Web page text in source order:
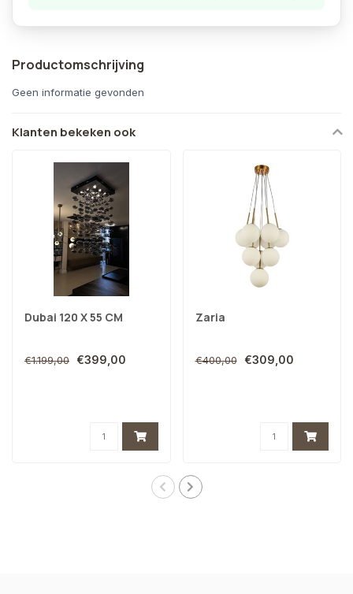
Productomschrijving
Geen informatie gevonden
Klanten bekeken ook
Dubai 120 X 55 CM
€1.199,00 €399,00
Zaria
€400,00 €309,00